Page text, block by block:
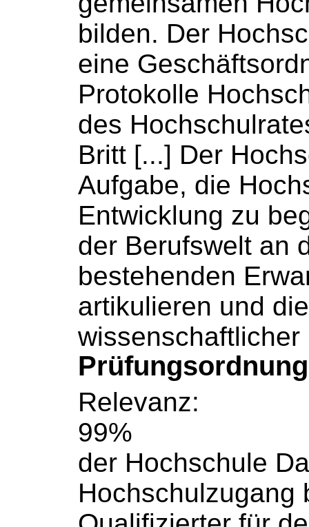
bilden. Der
eine
Protokolle
des
Britt [...] Der
Aufgabe, die
Entwicklung zu
der Berufswelt an
bestehenden
artikulieren und
wissenschaftlicher
Relevanz:
99%
der Hochschule
Hochschulzugang